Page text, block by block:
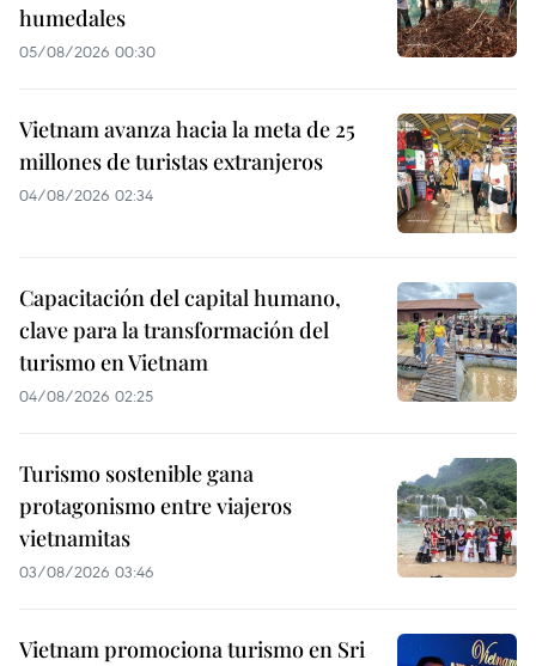
humedales
05/08/2026 00:30
Vietnam avanza hacia la meta de 25
millones de turistas extranjeros
04/08/2026 02:34
Capacitación del capital humano,
clave para la transformación del
turismo en Vietnam
04/08/2026 02:25
Turismo sostenible gana
protagonismo entre viajeros
vietnamitas
03/08/2026 03:46
Vietnam promociona turismo en Sri